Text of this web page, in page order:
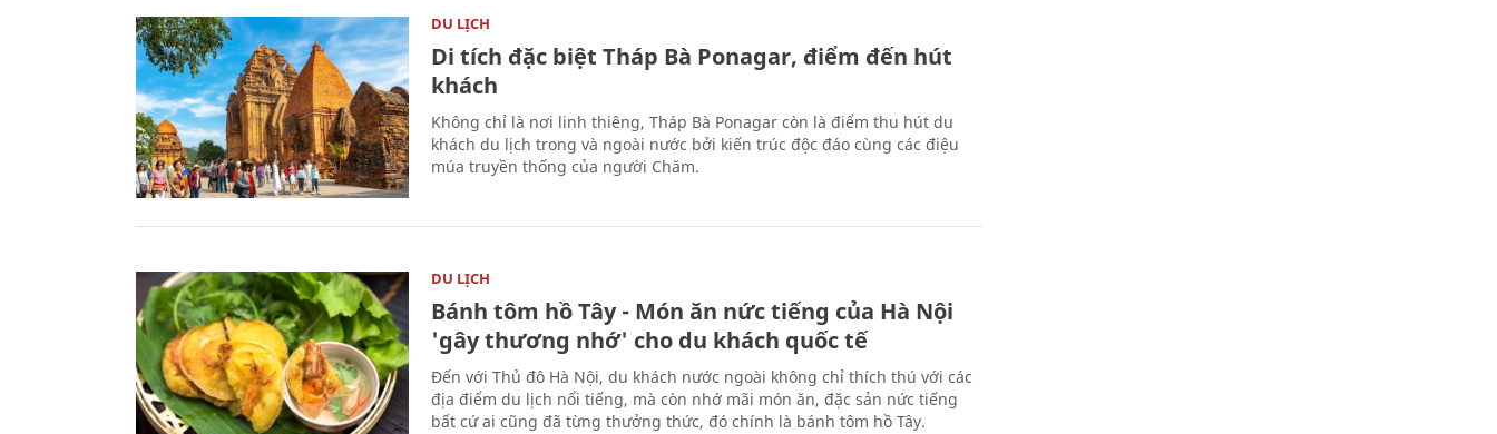
DU LỊCH
Di tích đặc biệt Tháp Bà Ponagar, điểm đến hút
khách
Không chỉ là nơi linh thiêng, Tháp Bà Ponagar còn là điểm thu hút du
khách du lịch trong và ngoài nước bởi kiến trúc độc đáo cùng các điệu
múa truyền thống của người Chăm.
DU LỊCH
Bánh tôm hồ Tây - Món ăn nức tiếng của Hà Nội
'gây thương nhớ' cho du khách quốc tế
Đến với Thủ đô Hà Nội, du khách nước ngoài không chỉ thích thú với các
địa điểm du lịch nổi tiếng, mà còn nhớ mãi món ăn, đặc sản nức tiếng
bất cứ ai cũng đã từng thưởng thức, đó chính là bánh tôm hồ Tây.